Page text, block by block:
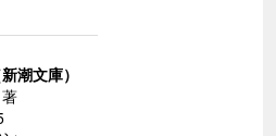
潮文庫）